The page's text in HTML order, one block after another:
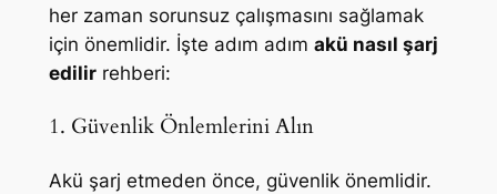
her zaman sorunsuz çalışmasını sağlamak
için önemlidir. İşte adım adım akü nasıl şarj
edilirrehberi:
1. Güvenlik Önlemlerini Alın
Akü şarj etmeden önce, güvenlik önemlidir.